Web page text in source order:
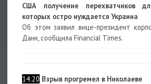
США получение перехватчиков
которых остро нуждается Украина
Об этом заявил вице-президент
Данн, сообщила Financial Times.
14:20 Взрыв прогремел в Николаеве